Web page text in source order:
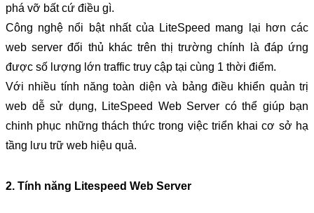
phá vỡ bất cứ điều gì.
Công nghệ nổi bật nhất của LiteSpeed mang lại hơn các
web server đối thủ khác trên thị trường chính là đáp ứng
được số lượng lớn traffic truy cập tại cùng 1 thời điểm.
Với nhiều tính năng toàn diện và bảng điều khiển quản trị
web dễ sử dụng, LiteSpeed ​​Web Server có thể giúp bạn
chinh phục những thách thức trong việc triển khai cơ sở hạ
tầng lưu trữ web hiệu quả.
2. Tính năng Litespeed Web Server